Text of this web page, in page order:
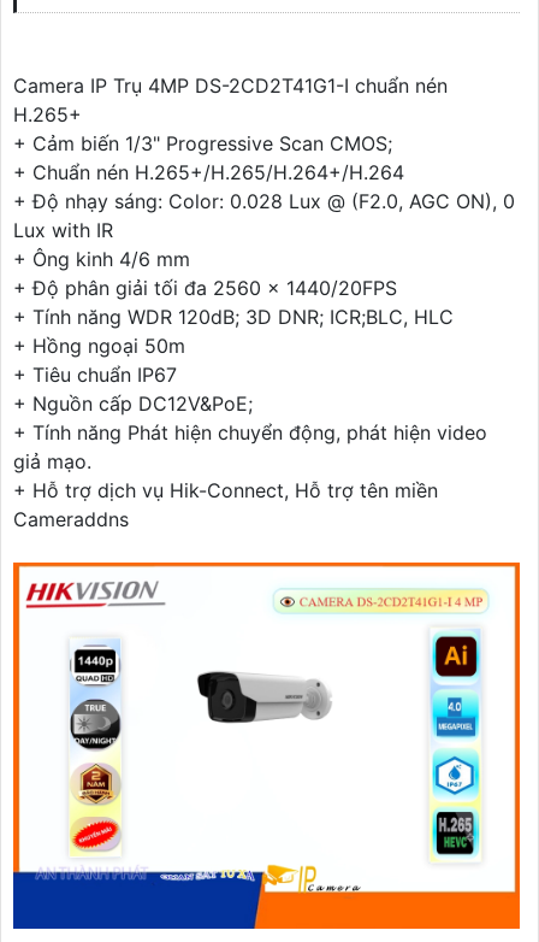
Camera IP Trụ 4MP DS-2CD2T41G1-I chuẩn nén
H.265+
+ Cảm biến 1/3" Progressive Scan CMOS;
+ Chuẩn nén H.265+/H.265/H.264+/H.264
+ Độ nhạy sáng: Color: 0.028 Lux @ (F2.0, AGC ON), 0
Lux with IR
+ Ông kinh 4/6 mm
+ Độ phân giải tối đa 2560 × 1440/20FPS
+ Tính năng WDR 120dB; 3D DNR; ICR;BLC, HLC
+ Hồng ngoại 50m
+ Tiêu chuẩn IP67
+ Nguồn cấp DC12V&PoE;
+ Tính năng Phát hiện chuyển động, phát hiện video
giả mạo.
+ Hỗ trợ dịch vụ Hik-Connect, Hỗ trợ tên miền
Cameraddns